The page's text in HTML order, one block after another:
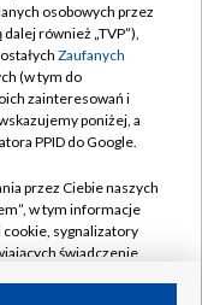
osobowych przez
również „TVP”),
Zaufanych
(w tym do
zainteresowań i
poniżej, a
PPID do Google.
przez Ciebie naszych
w tym informacje
cookie, sygnalizatory
świadczenie